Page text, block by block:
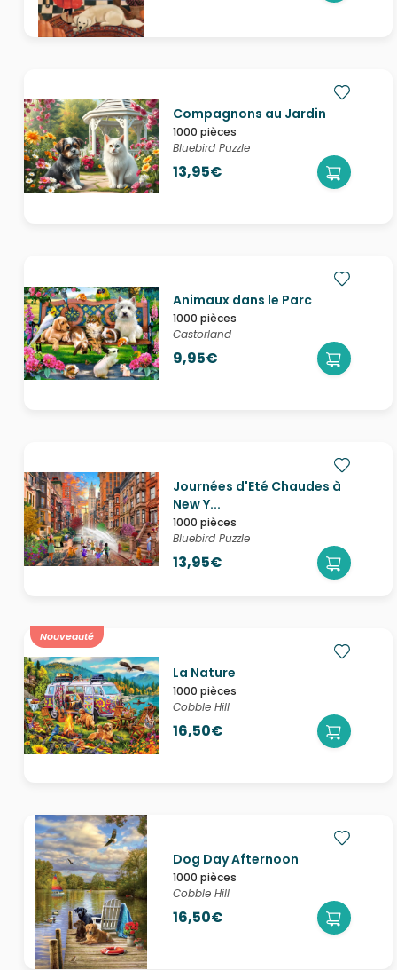
Compagnons au Jardin
1000 pièces
Bluebird Puzzle
13,95€
Animaux dans le Parc
1000 pièces
Castorland
9,95€
Journées d'Eté Chaudes à
New Y...
1000 pièces
Bluebird Puzzle
13,95€
Nouveauté
La Nature
1000 pièces
Cobble Hill
16,50€
Dog Day Afternoon
1000 pièces
Cobble Hill
16,50€